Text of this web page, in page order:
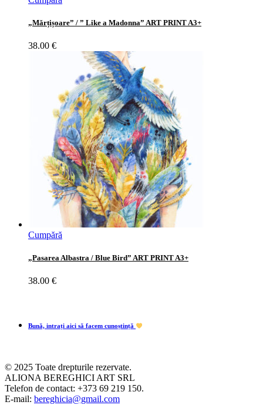
„Mărțișoare” / ” Like a Madonna” ART PRINT A3+
38.00 €
Cumpără
„Pasarea Albastra / Blue Bird” ART PRINT A3+
38.00 €
Bună, intrați aici să facem cunoștință
© 2025 Toate drepturile rezervate.
ALIONA BEREGHICI ART SRL
Telefon de contact: +373 69 219 150.
E-mail: bereghicia@gmail.com